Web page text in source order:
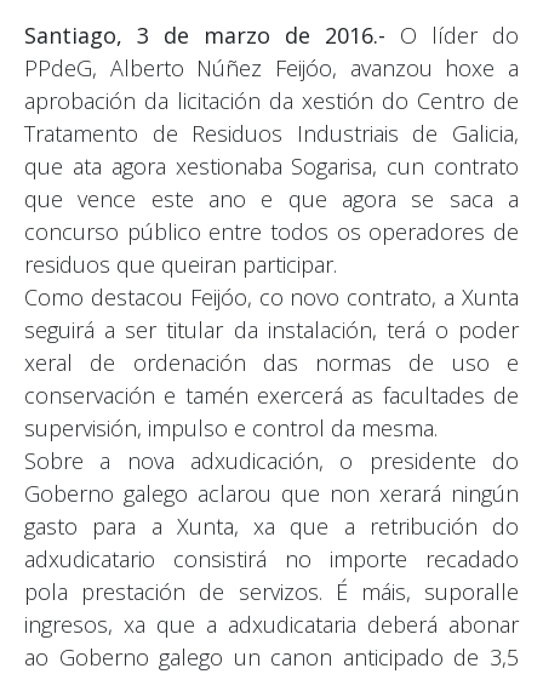
Santiago, 3 de marzo de 2016.- O líder do
PPdeG, Alberto Núñez Feijóo, avanzou hoxe a
aprobación da licitación da xestión do Centro de
Tratamento de Residuos Industriais de Galicia,
que ata agora xestionaba Sogarisa, cun contrato
que vence este ano e que agora se saca a
concurso público entre todos os operadores de
residuos que queiran participar.
Como destacou Feijóo, co novo contrato, a Xunta
seguirá a ser titular da instalación, terá o poder
xeral de ordenación das normas de uso e
conservación e tamén exercerá as facultades de
supervisión, impulso e control da mesma.
Sobre a nova adxudicación, o presidente do
Goberno galego aclarou que non xerará ningún
gasto para a Xunta, xa que a retribución do
adxudicatario consistirá no importe recadado
pola prestación de servizos. É máis, suporalle
ingresos, xa que a adxudicataria deberá abonar
ao Goberno galego un canon anticipado de 3,5